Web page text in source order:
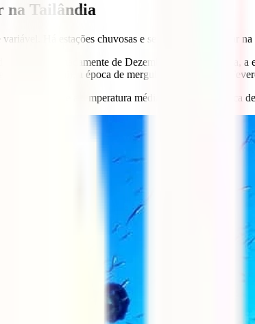
na Tailândia
variável. Há estações chuvosas e secas e, em particular
aproximadamente de Dezembro a Maio, ou seja, a
Koh Samui), a época de mergulho decorre entre
todo o ano e a temperatura média da água é de cerca